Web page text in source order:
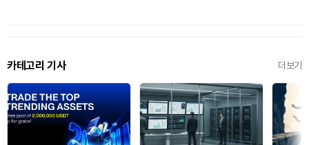
카테고리 기사 더보기